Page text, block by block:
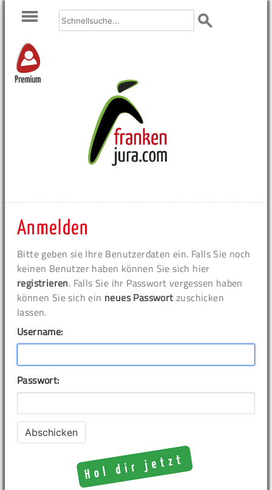
Premium
Anmelden
Bitte geben sie Ihre Benutzerdaten ein. Falls Sie noch
keinen Benutzer haben können Sie sich hier
registrieren. Falls Sie ihr Passwort vergessen haben
können Sie sich ein neues Passwort zuschicken
lassen.
Username:
Passwort: